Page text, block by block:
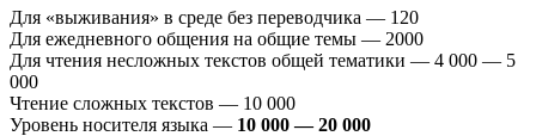
Для «выживания» в среде без переводчика — 120
Для ежедневного общения на общие темы — 2000
Для чтения несложных текстов общей тематики — 4 000 — 5
000
Чтение сложных текстов — 10 000
Уровень носителя языка — 10 000 — 20 000